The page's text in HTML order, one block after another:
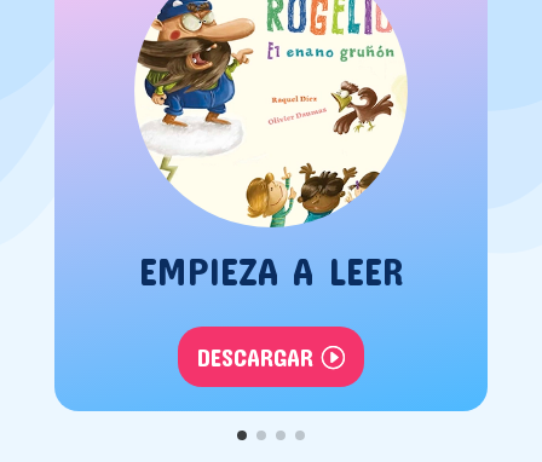
EMPIEZA A LEER
DESCARGAR